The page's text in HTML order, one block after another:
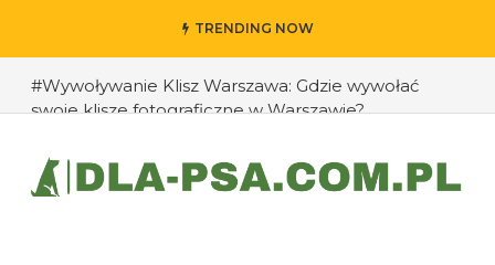
TRENDING NOW
#Wywoływanie Klisz Warszawa: Gdzie wywołać
swoje klisze fotograficzne w Warszawie?
#Jak przedłużyć życie swojego psa: rady eksperta
#Jak zapobiec ucieczkom psa?